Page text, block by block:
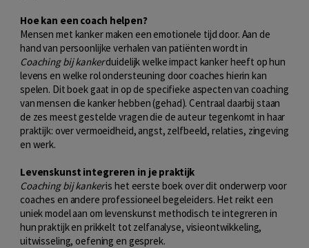
Hoe kan een coach helpen?
Mensen met kanker maken een emotionele tijd door. Aan de
hand van persoonlijke verhalen van patiënten wordt in
Coaching bij kankerduidelijk welke impact kanker heeft op hun
levens en welke rol ondersteuning door coaches hierin kan
spelen. Dit boek gaat in op de specifieke aspecten van coaching
van mensen die kanker hebben (gehad). Centraal daarbij staan
de zes meest gestelde vragen die de auteur tegenkomt in haar
praktijk: over vermoeidheid, angst, zelfbeeld, relaties, zingeving
en werk.
Levenskunst integreren in je praktijk
Coaching bij kankeris het eerste boek over dit onderwerp voor
coaches en andere professioneel begeleiders. Het reikt een
uniek model aan om levenskunst methodisch te integreren in
hun praktijk en prikkelt tot zelfanalyse, visieontwikkeling,
uitwisseling, oefening en gesprek.